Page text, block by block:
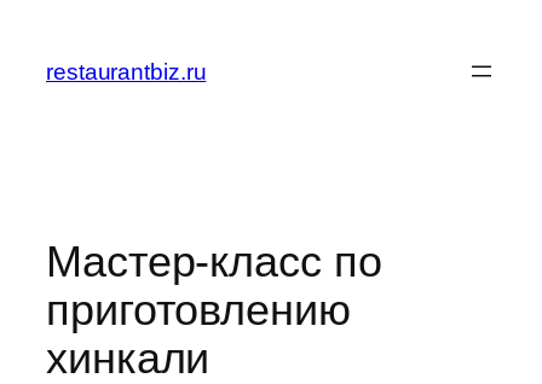
содержимому
restaurantbiz.ru
Мастер-класс по
приготовлению
хинкали